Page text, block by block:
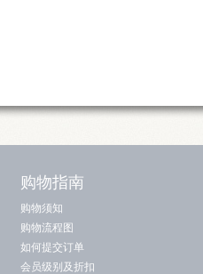
购物指南
购物须知
购物流程图
如何提交订单
会员级别及折扣